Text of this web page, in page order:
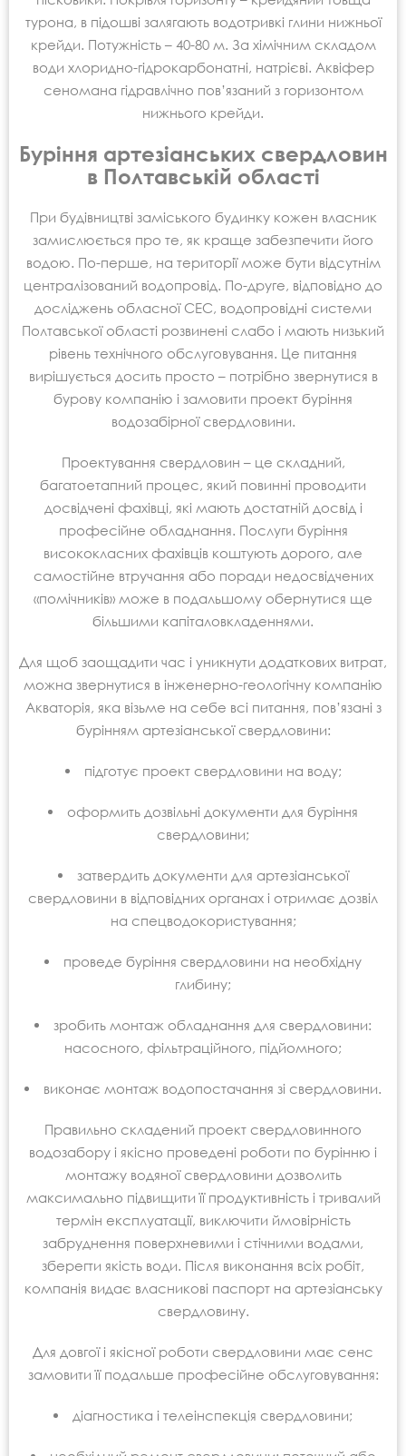
турона, в підошві залягають водотривкі глини нижньої
крейди. Потужність – 40-80 м. За хімічним складом
води хлоридно-гідрокарбонатні, натрієві. Аквіфер
сеномана гідравлічно пов’язаний з горизонтом
нижнього крейди.
Буріння артезіанських свердловин
в Полтавській області
При будівництві заміського будинку кожен власник
замислюється про те, як краще забезпечити його
водою. По-перше, на території може бути відсутнім
централізований водопровід. По-друге, відповідно до
досліджень обласної СЕС, водопровідні системи
Полтавської області розвинені слабо і мають низький
рівень технічного обслуговування. Це питання
вирішується досить просто – потрібно звернутися в
бурову компанію і замовити проект буріння
водозабірної свердловини.
Проектування свердловин – це складний,
багатоетапний процес, який повинні проводити
досвідчені фахівці, які мають достатній досвід і
професійне обладнання. Послуги буріння
висококласних фахівців коштують дорого, але
самостійне втручання або поради недосвідчених
«помічників» може в подальшому обернутися ще
більшими капіталовкладеннями.
Для щоб заощадити час і уникнути додаткових витрат,
можна звернутися в інженерно-геологічну компанію
Акваторія, яка візьме на себе всі питання, пов’язані з
бурінням артезіанської свердловини:
підготує проект свердловини на воду;
оформить дозвільні документи для буріння
свердловини;
затвердить документи для артезіанської
свердловини в відповідних органах і отримає дозвіл
на спецводокористування;
проведе буріння свердловини на необхідну
глибину;
зробить монтаж обладнання для свердловини:
насосного, фільтраційного, підйомного;
виконає монтаж водопостачання зі свердловини.
Правильно складений проект свердловинного
водозабору і якісно проведені роботи по бурінню і
монтажу водяної свердловини дозволить
максимально підвищити її продуктивність і тривалий
термін експлуатації, виключити ймовірність
забруднення поверхневими і стічними водами,
зберегти якість води. Після виконання всіх робіт,
компанія видає власникові паспорт на артезіанську
свердловину.
Для довгої і якісної роботи свердловини має сенс
замовити її подальше професійне обслуговування:
діагностика і телеінспекція свердловини;